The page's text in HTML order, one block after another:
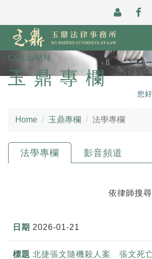
COLUMN
玉鼎專欄
您
Home 玉鼎專欄 法學專欄
法學專欄 影音頻道
依律師搜
2026-01-21
北捷張文隨機殺人案 張文死